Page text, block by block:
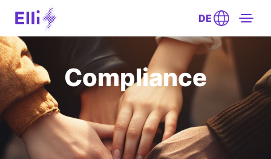
DE
Compliance